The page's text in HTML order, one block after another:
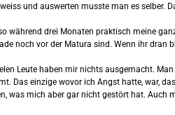
und auswerten musste man es selber.
während drei Monaten praktisch meine
noch vor der Matura sind. Wenn ihr dran
Leute haben mir nichts ausgemacht.
Das einzige wovor ich Angst hatte, war,
was mich aber gar nicht gestört hat.